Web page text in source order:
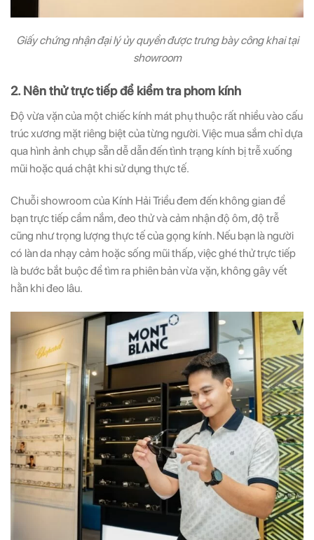
Giấy chứng nhận đại lý ủy quyền được trưng bày công khai tại
showroom
2. Nên thử trực tiếp để kiểm tra phom kính
Độ vừa vặn của một chiếc kính mát phụ thuộc rất nhiều vào cấu
trúc xương mặt riêng biệt của từng người. Việc mua sắm chỉ dựa
qua hình ảnh chụp sẵn dễ dẫn đến tình trạng kính bị trễ xuống
mũi hoặc quá chật khi sử dụng thực tế.
Chuỗi showroom của Kính Hải Triều đem đến không gian để
bạn trực tiếp cầm nắm, đeo thử và cảm nhận độ ôm, độ trễ
cũng như trọng lượng thực tế của gọng kính. Nếu bạn là người
có làn da nhạy cảm hoặc sống mũi thấp, việc ghé thử trực tiếp
là bước bắt buộc để tìm ra phiên bản vừa vặn, không gây vết
hằn khi đeo lâu.